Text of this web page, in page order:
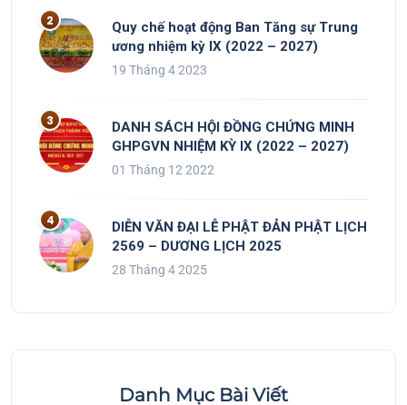
Quy chế hoạt động Ban Tăng sự Trung
ương nhiệm kỳ IX (2022 – 2027)
19 Tháng 4 2023
DANH SÁCH HỘI ĐỒNG CHỨNG MINH
GHPGVN NHIỆM KỲ IX (2022 – 2027)
01 Tháng 12 2022
DIỄN VĂN ĐẠI LỄ PHẬT ĐẢN PHẬT LỊCH
2569 – DƯƠNG LỊCH 2025
28 Tháng 4 2025
Danh Mục Bài Viết